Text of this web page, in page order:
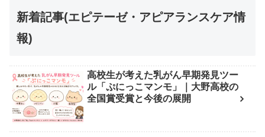
新着記事(エピテーゼ・アピアランスケア情
報)
高校生が考えた乳がん早期発見ツー
ル「ぷにっこマンモ」｜大野高校の
全国賞受賞と今後の展開